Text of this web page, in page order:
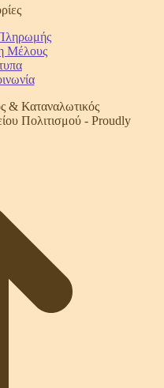
Μέλους
& Καταναλωτικός
Πολιτισμού - Proudly